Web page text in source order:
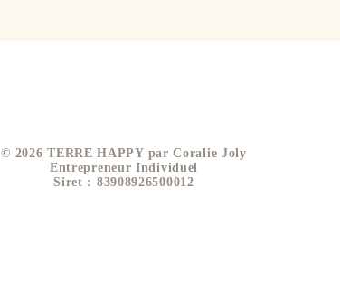
​© 2026 TERRE HAPPY par Coralie Joly
Entrepreneur Individuel
Siret : 83908926500012